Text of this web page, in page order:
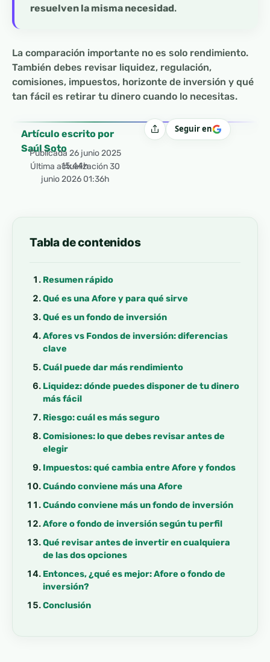
resuelven la misma necesidad.
La comparación importante no es solo rendimiento.
También debes revisar liquidez, regulación,
comisiones, impuestos, horizonte de inversión y qué
tan fácil es retirar tu dinero cuando lo necesitas.
Artículo escrito por
Saúl Soto
Publicada 26 junio 2025
15:44h
Última actualización 30
junio 2026 01:36h
CompartirSeguir en
Tabla de contenidos
Resumen rápido
Qué es una Afore y para qué sirve
Qué es un fondo de inversión
Afores vs Fondos de inversión: diferencias
clave
Cuál puede dar más rendimiento
Liquidez: dónde puedes disponer de tu dinero
más fácil
Riesgo: cuál es más seguro
Comisiones: lo que debes revisar antes de
elegir
Impuestos: qué cambia entre Afore y fondos
Cuándo conviene más una Afore
Cuándo conviene más un fondo de inversión
Afore o fondo de inversión según tu perfil
Qué revisar antes de invertir en cualquiera
de las dos opciones
Entonces, ¿qué es mejor: Afore o fondo de
inversión?
Conclusión